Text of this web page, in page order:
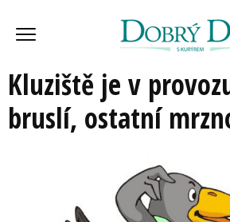
Kluziště je v
bruslí, ostatní